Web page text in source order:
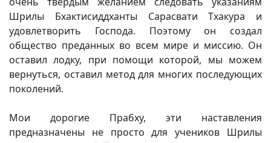
Шрилы Бхактисиддханты Сарасвати Тхакура и
удовлетворить Господа. Поэтому он создал
общество преданных во всем мире и миссию. Он
оставил лодку, при помощи которой, мы можем
вернуться, оставил метод для многих последующих
поколений.
Мои дорогие Прабху, эти наставления
предназначены не просто для учеников Шрилы